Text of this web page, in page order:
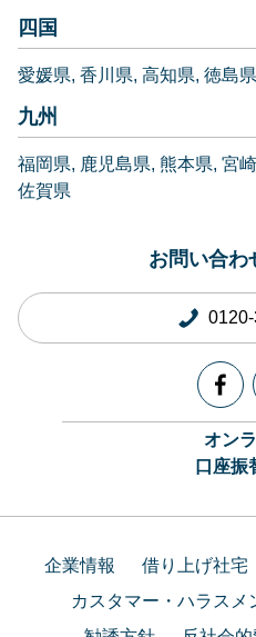
四国
愛媛県 香川県 高知県 徳島県
九州
福岡県 鹿児島県 熊本県 宮
佐賀県
お問い合わ
オン
口座振
企業情報 借り上げ社宅
カスタマー・ハラス